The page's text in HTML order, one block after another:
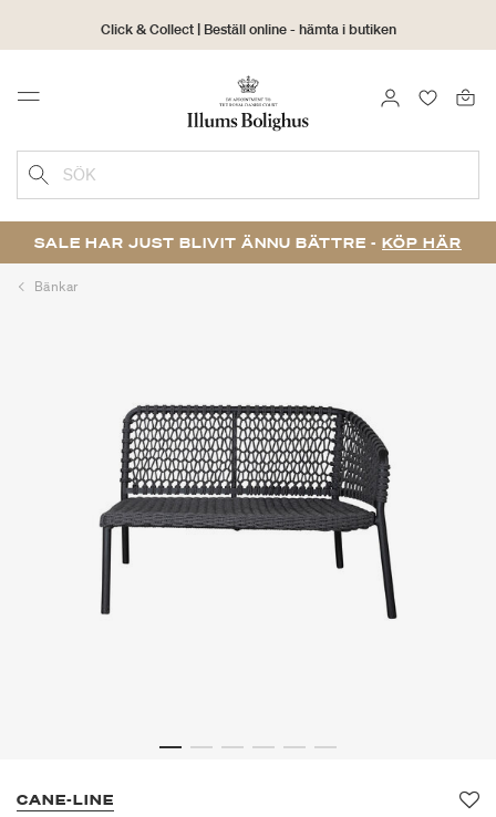
Click & Collect | Beställ online - hämta i butiken
30 dagars returrätt
Menu LOGGA IN
SÖK
SALE HAR JUST BLIVIT ÄNNU BÄTTRE - KÖP HÄR
Bänkar
CANE-LINE